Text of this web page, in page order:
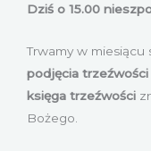
Dziś o 15.00
Trwamy w miesiącu
podjęcia
księga trzeźwości
Bożego.